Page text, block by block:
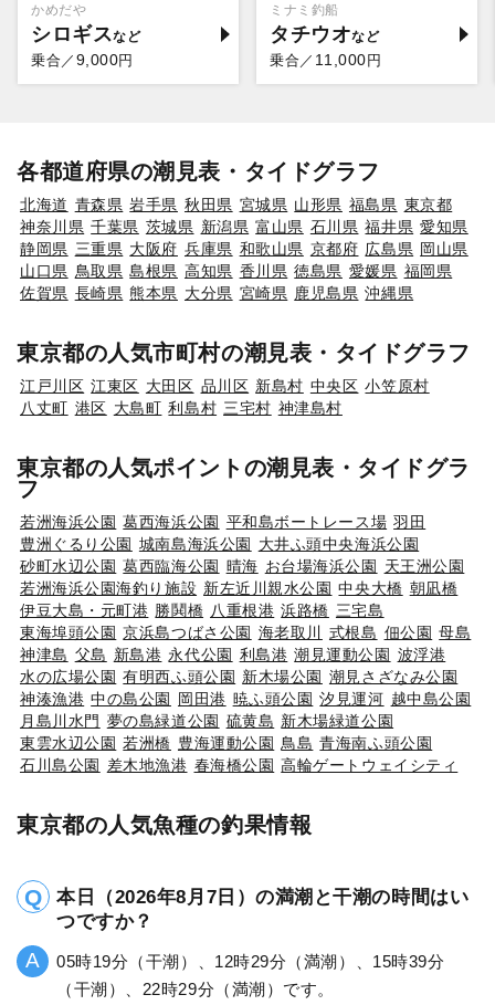
かめだや
シロギス
乗合／ 9,000円
ミナミ釣船
タチウオ
乗合／ 11,000円
各都道府県の潮見表・タイドグラフ
北海道 青森県 岩手県 秋田県 宮城県 山形県 福島県 東京都
神奈川県 千葉県 茨城県 新潟県 富山県 石川県 福井県 愛知県
静岡県 三重県 大阪府 兵庫県 和歌山県 京都府 広島県 岡山県
山口県 鳥取県 島根県 高知県 香川県 徳島県 愛媛県 福岡県
佐賀県 長崎県 熊本県 大分県 宮崎県 鹿児島県 沖縄県
東京都の人気市町村の潮見表・タイドグラフ
江戸川区 江東区 大田区 品川区 新島村 中央区 小笠原村
八丈町 港区 大島町 利島村 三宅村 神津島村
東京都の人気ポイントの潮見表・タイドグラ
フ
若洲海浜公園 葛西海浜公園 平和島ボートレース場 羽田
豊洲ぐるり公園 城南島海浜公園 大井ふ頭中央海浜公園
砂町水辺公園 葛西臨海公園 晴海 お台場海浜公園 天王洲公園
若洲海浜公園海釣り施設 新左近川親水公園 中央大橋 朝凪橋
伊豆大島・元町港 勝鬨橋 八重根港 浜路橋 三宅島
東海埠頭公園 京浜島つばさ公園 海老取川 式根島 佃公園 母島
神津島 父島 新島港 永代公園 利島港 潮見運動公園 波浮港
水の広場公園 有明西ふ頭公園 新木場公園 潮見さざなみ公園
神湊漁港 中の島公園 岡田港 暁ふ頭公園 汐見運河 越中島公園
月島川水門 夢の島緑道公園 硫黄島 新木場緑道公園
東雲水辺公園 若洲橋 豊海運動公園 鳥島 青海南ふ頭公園
石川島公園 差木地漁港 春海橋公園 高輪ゲートウェイシティ
東京都の人気魚種の釣果情報
本日（2026年8月7日）の満潮と干潮の時間はい
つですか？
05時19分（干潮）、12時29分（満潮）、15時39分
（干潮）、22時29分（満潮）です。